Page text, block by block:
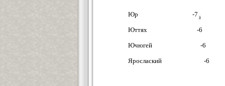
Юр -7
Юттях -6
Ючюгей -6
Ярослаский -6